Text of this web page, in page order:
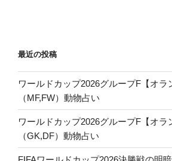
最近の投稿
ワールドカップ2026グループF【オラ
（MF,FW）動物占い
ワールドカップ2026グループF【オラ
（GK,DF）動物占い